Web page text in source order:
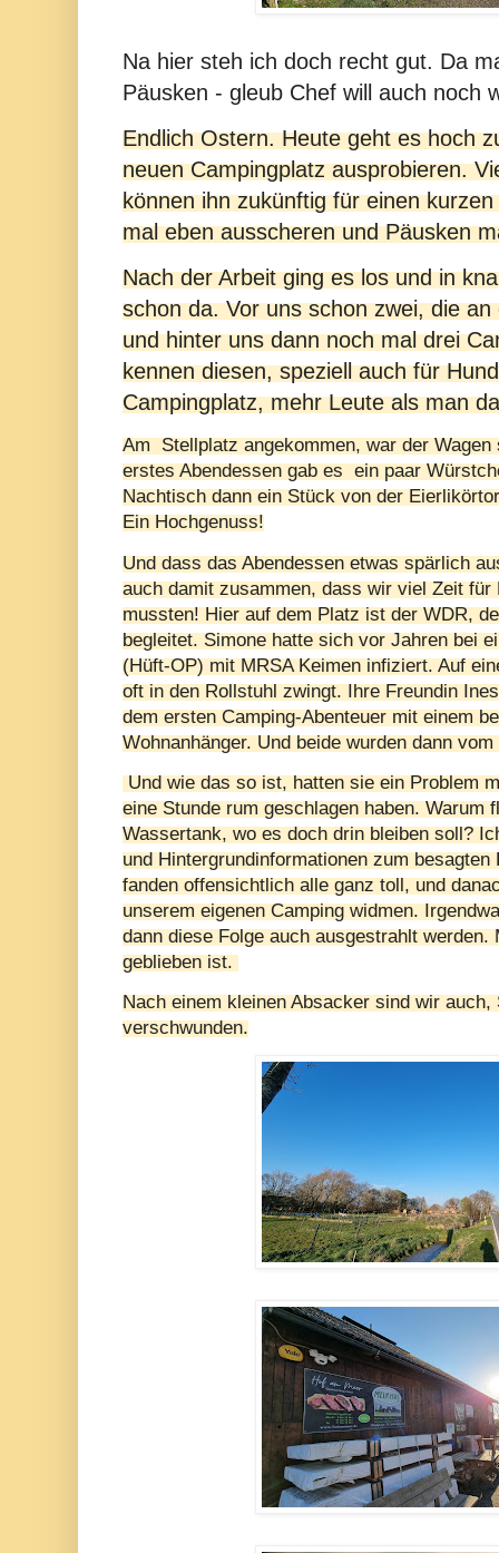
Na hier steh ich doch recht gut. Da
Päusken - gleub Chef will auch noch
Endlich Ostern. Heute geht es hoch
neuen Campingplatz ausprobieren.
können ihn zukünftig für einen
mal eben ausscheren und Päusken
Nach der Arbeit ging es los und in
schon da. Vor uns schon zwei, die
und hinter uns dann noch mal drei
kennen diesen, speziell auch für
Campingplatz, mehr Leute als man
Am
Stellplatz angekommen, war der
erstes Abendessen gab es ein paar
Nachtisch dann ein Stück von der
Ein Hochgenuss!
Und dass das Abendessen etwas spärlich
auch damit zusammen, dass wir viel Zeit für
mussten! Hier auf dem Platz ist der WDR,
begleitet. Simone hatte sich vor Jahren bei
(Hüft-OP) mit MRSA Keimen infiziert. Auf
oft in den Rollstuhl zwingt. Ihre Freundin
dem ersten Camping-Abenteuer mit einem
Wohnanhänger. Und beide wurden dann
Und wie das so ist, hatten sie ein Problem
eine Stunde rum geschlagen haben. Warum
Wassertank, wo es doch drin bleiben soll?
und Hintergrundinformationen zum
fanden offensichtlich alle ganz toll, und
unserem eigenen Camping widmen.
dann diese Folge auch ausgestrahlt
geblieben ist.
Nach einem kleinen Absacker sind wir auch,
verschwunden.